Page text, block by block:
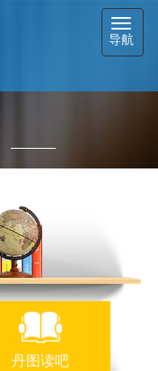
切
换
导
导航
丹图读吧